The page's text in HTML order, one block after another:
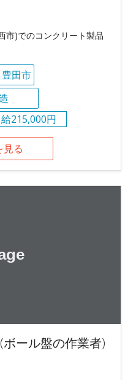
市)でのコンクリート製品
豊田市
215,000円
見る
ール盤の作業者)